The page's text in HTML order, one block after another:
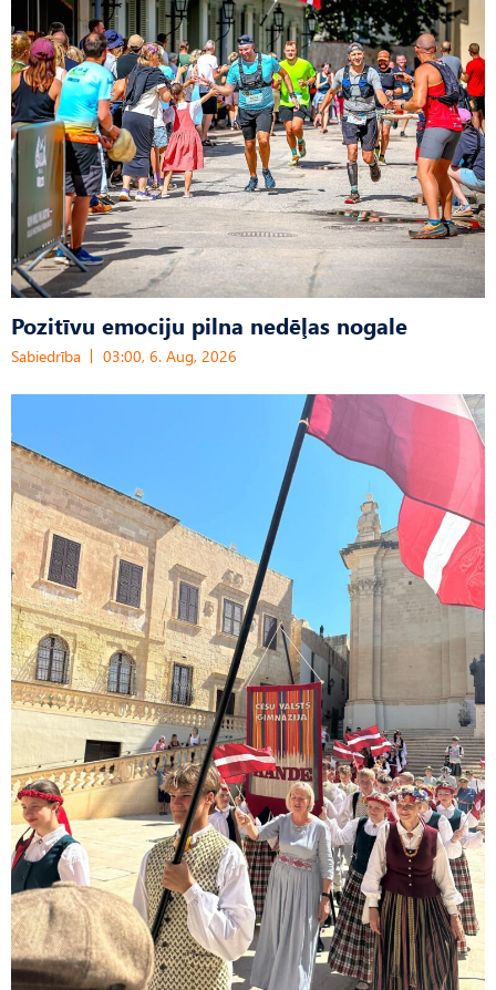
Pozitīvu emociju pilna nedēļas nogale
Sabiedrība 03:00, 6. Aug, 2026